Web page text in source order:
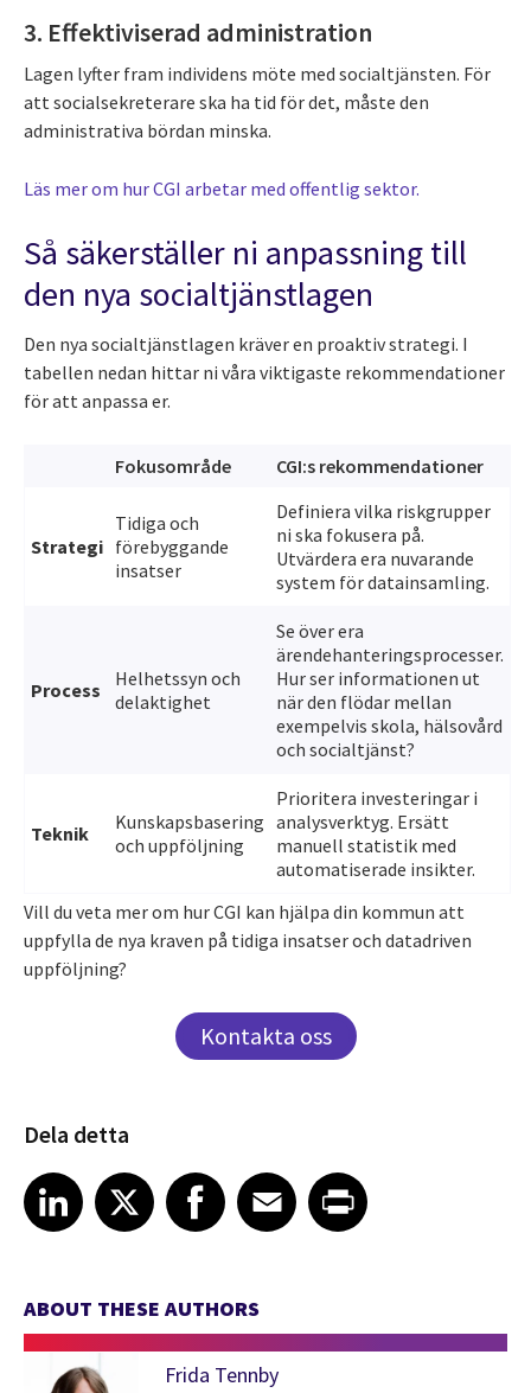
3. Effektiviserad administration
Lagen lyfter fram individens möte med socialtjänsten. För
att socialsekreterare ska ha tid för det, måste den
administrativa bördan minska.
Läs mer om hur CGI arbetar med offentlig sektor.
Så säkerställer ni anpassning till
den nya socialtjänstlagen
Den nya socialtjänstlagen kräver en proaktiv strategi. I
tabellen nedan hittar ni våra viktigaste rekommendationer
för att anpassa er.
Fokusområde CGI:s rekommendationer
Strategi
Tidiga och
förebyggande
insatser
Definiera vilka riskgrupper
ni ska fokusera på.
Utvärdera era nuvarande
system för datainsamling.
Process
Helhetssyn och
delaktighet
Se över era
ärendehanteringsprocesser.
Hur ser informationen ut
när den flödar mellan
exempelvis skola, hälsovård
och socialtjänst?
Teknik
Kunskapsbasering
och uppföljning
Prioritera investeringar i
analysverktyg. Ersätt
manuell statistik med
automatiserade insikter.
Vill du veta mer om hur CGI kan hjälpa din kommun att
uppfylla de nya kraven på tidiga insatser och datadriven
uppföljning?
Kontakta oss
Dela detta
Share article on LinkedIn
LinkedIn
Share article on XShare article on Facebook
Facebook
Share article on Email
EmailShare article on Print
ABOUT THESE AUTHORS
Frida Tennby